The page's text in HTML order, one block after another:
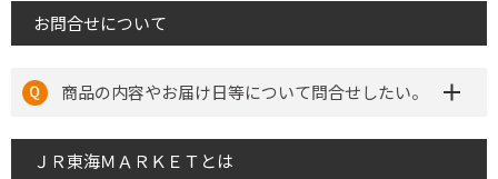
お問合せについて
商品の内容やお届け日等について問合せしたい。
ＪＲ東海ＭＡＲＫＥＴとは